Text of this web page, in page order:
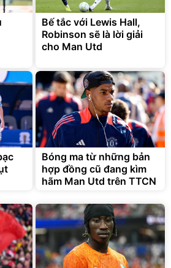
Bế tắc với Lewis Hall,
Robinson sẽ là lời giải
cho Man Utd
Bóng ma từ những bản
hợp đồng cũ đang kìm
hãm Man Utd trên TTCN